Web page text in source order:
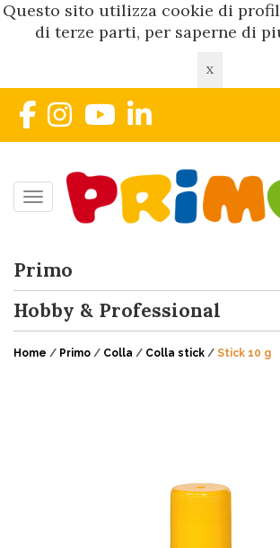
Questo sito utilizza cookie di
di terze parti, per saperne di
X
Toggle navigation
Primo
Hobby & Professional
Home / Primo / Colla / Colla stick / Stick 10 g